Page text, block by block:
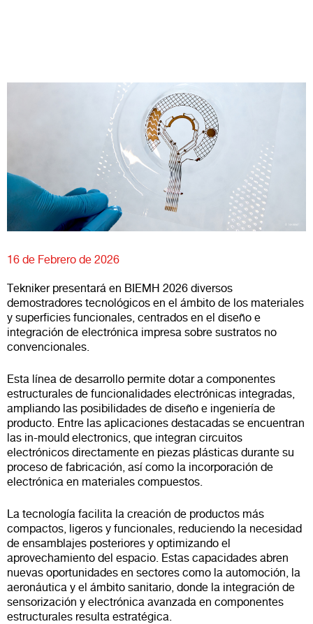
16 de Febrero de 2026
Tekniker presentará en BIEMH 2026 diversos
demostradores tecnológicos en el ámbito de los materiales
y superficies funcionales, centrados en el diseño e
integración de electrónica impresa sobre sustratos no
convencionales.
Esta línea de desarrollo permite dotar a componentes
estructurales de funcionalidades electrónicas integradas,
ampliando las posibilidades de diseño e ingeniería de
producto. Entre las aplicaciones destacadas se encuentran
las in-mould electronics, que integran circuitos
electrónicos directamente en piezas plásticas durante su
proceso de fabricación, así como la incorporación de
electrónica en materiales compuestos.
La tecnología facilita la creación de productos más
compactos, ligeros y funcionales, reduciendo la necesidad
de ensamblajes posteriores y optimizando el
aprovechamiento del espacio. Estas capacidades abren
nuevas oportunidades en sectores como la automoción, la
aeronáutica y el ámbito sanitario, donde la integración de
sensorización y electrónica avanzada en componentes
estructurales resulta estratégica.